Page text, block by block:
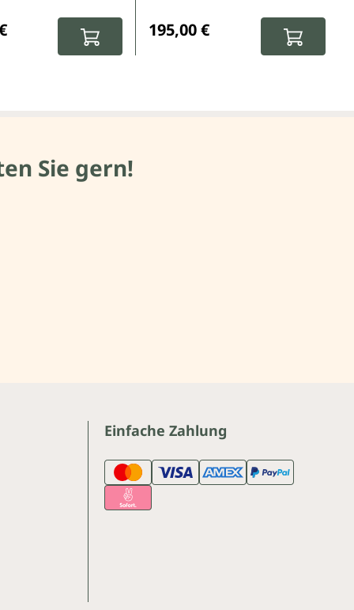
195,00 €
Sie gern!
Einfache Zahlung